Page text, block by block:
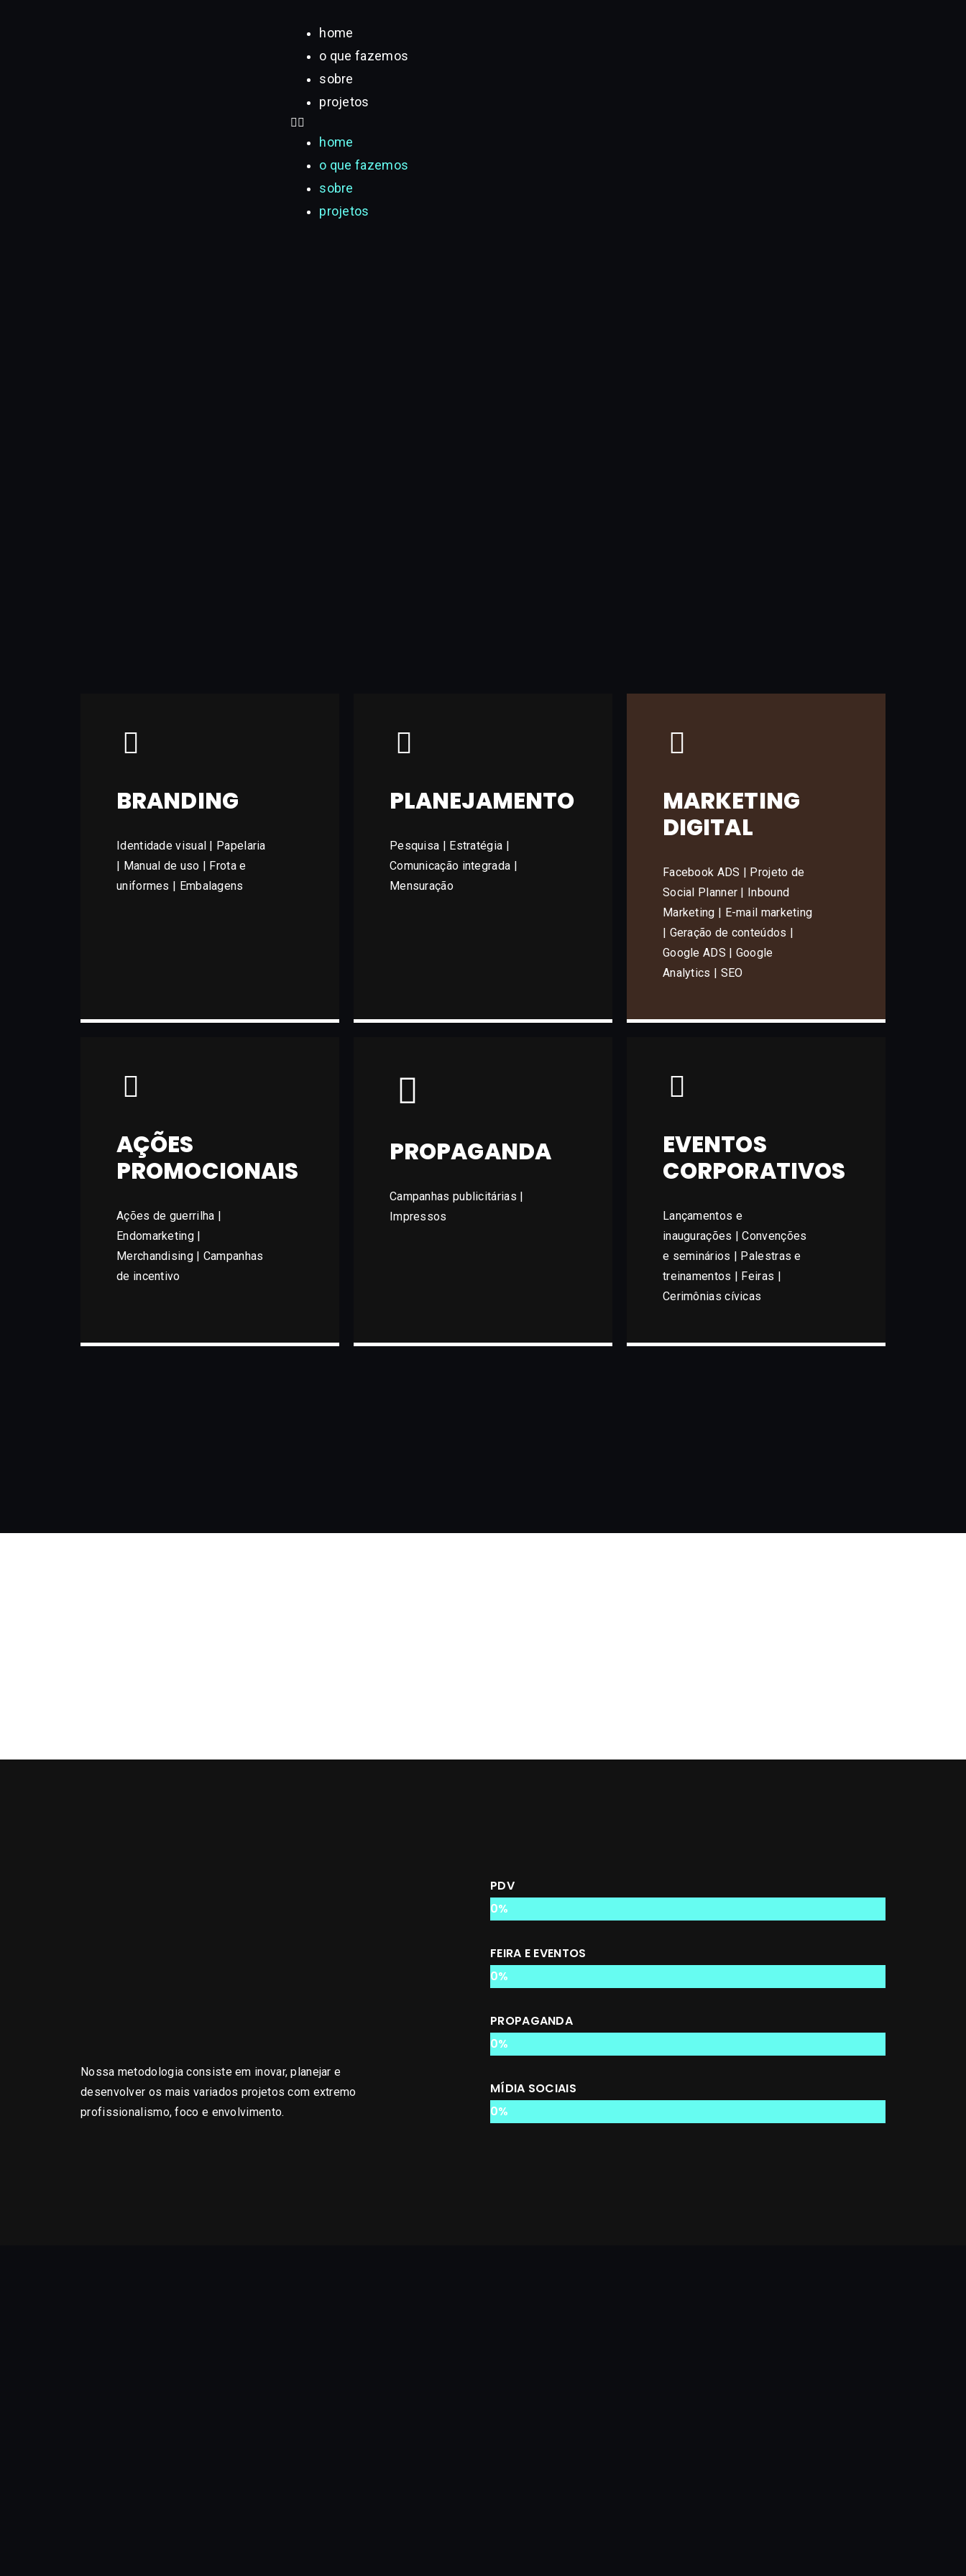
home
o que fazemos
sobre
projetos
home
o que fazemos
sobre
projetos
BRANDING
Identidade visual | Papelaria
| Manual de uso | Frota e
uniformes | Embalagens
PLANEJAMENTO
Pesquisa | Estratégia |
Comunicação integrada |
Mensuração
MARKETING
DIGITAL
Facebook ADS | Projeto de
Social Planner | Inbound
Marketing | E-mail marketing
| Geração de conteúdos |
Google ADS | Google
Analytics | SEO
AÇÕES
PROMOCIONAIS
Ações de guerrilha |
Endomarketing |
Merchandising | Campanhas
de incentivo
PROPAGANDA
Campanhas publicitárias |
Impressos
EVENTOS
CORPORATIVOS
Lançamentos e
inaugurações | Convenções
e seminários | Palestras e
treinamentos | Feiras |
Cerimônias cívicas
Nossa metodologia consiste em inovar, planejar e
desenvolver os mais variados projetos com extremo
profissionalismo, foco e envolvimento.
PDV
0%
FEIRA E EVENTOS
0%
PROPAGANDA
0%
MÍDIA SOCIAIS
0%